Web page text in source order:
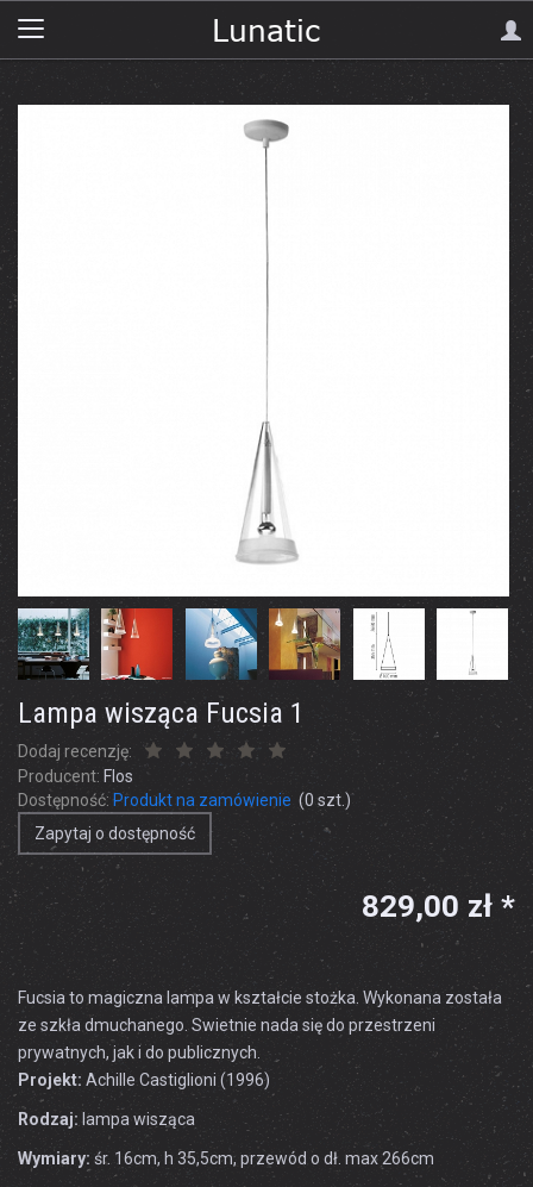
Lampa wisząca Fucsia 1
Dodaj recenzję:
Producent: Flos
Dostępność: Produkt na zamówienie (0 szt.)
Zapytaj o dostępność
829,00 zł *
Fucsia to magiczna lampa w kształcie stożka. Wykonana została
ze szkła dmuchanego. Swietnie nada się do przestrzeni
prywatnych, jak i do publicznych.
Projekt: Achille Castiglioni (1996)
Rodzaj: lampa wisząca
Wymiary: śr. 16cm, h 35,5cm, przewód o dł. max 266cm